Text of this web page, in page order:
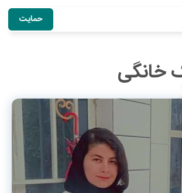
حمایت
خانگی